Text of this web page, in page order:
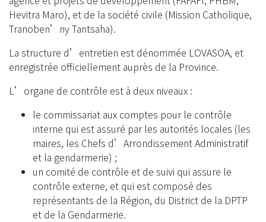
Hevitra Maro), et de la société civile (Mission Catholique,
Tranoben’ny Tantsaha).
La structure d’entretien est dénommée LOVASOA, et
enregistrée officiellement auprès de la Province.
L’organe de contrôle est à deux niveaux :
le commissariat aux comptes pour le contrôle
interne qui est assuré par les autorités locales (les
maires, les Chefs d’Arrondissement Administratif
et la gendarmerie) ;
un comité de contrôle et de suivi qui assure le
contrôle externe, et qui est composé des
représentants de la Région, du District de la DPTP
et de la Gendarmerie.